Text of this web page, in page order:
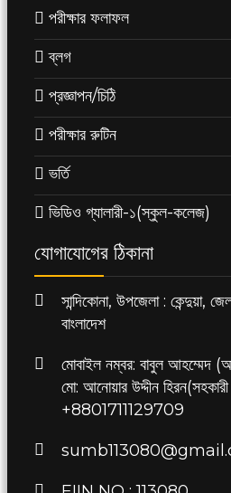
পরীক্ষার ফলাফল
ব্লগ
প্রজ্ঞাপন/চিঠি
পরীক্ষার রুটিন
ভর্তি
ভিডিও গ্যালারী-১(স্কুল-কলেজ)
যোগাযোগের ঠিকানা
সান্দিকোনা, উপজেলা : কেন্দুয়া,
বাংলাদেশ
মোবাইল নম্বর: বাবুল
মো: আনোয়ার উদ্দীন
+8801711129709